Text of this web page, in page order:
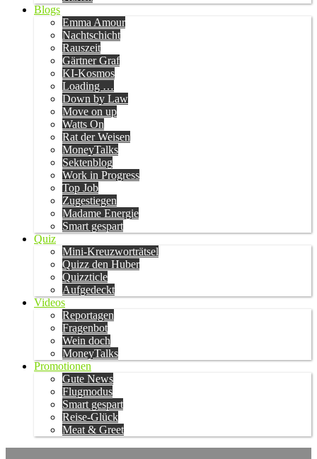
Blogs
Emma Amour
Nachtschicht
Rauszeit
Gärtner Graf
KI-Kosmos
Loading …
Down by Law
Move on up
Watts On
Rat der Weisen
MoneyTalks
Sektenblog
Work in Progress
Top Job
Zugestiegen
Madame Energie
Smart gespart
Quiz
Mini-Kreuzworträtsel
Quizz den Huber
Quizzticle
Aufgedeckt
Videos
Reportagen
Fragenbot
Wein doch
MoneyTalks
Promotionen
Gute News
Flugmodus
Smart gespart
Reise-Glück
Meat & Greet